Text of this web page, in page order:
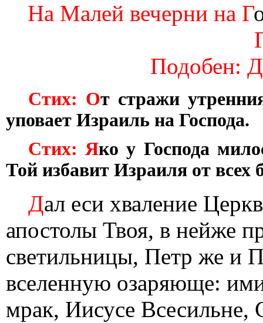
На Малей вечерни на Г
Подобен: Д
Стих: От стражи
уповает Израиль на Господа.
Стих: Яко у Господа
Той избавит Израиля от всех
Дал еси хваление
апостолы Твоя, в нейже
светильницы, Петр же и
вселенную озаряюще:
мрак, Иисусе